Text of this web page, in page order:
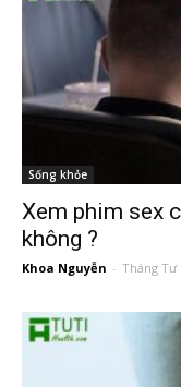
Sống khỏe
Xem phim sex
không ?
Khoa Nguyễn - Tháng Tư